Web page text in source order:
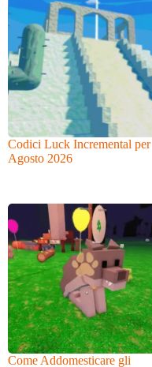
Codici Luck Incremental per
Agosto 2026
Come Addomesticare gli